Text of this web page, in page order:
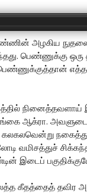
அழகிய
பெண்ணுக்கு
நினைத்தவளாய்
ஆக்ரா.
வமிசத்துச்
இடைப்
கீதத்தைத் தவிர